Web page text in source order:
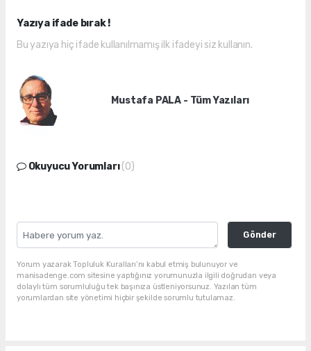
Yazıya ifade bırak !
Bu yazıya hiç ifade kullanılmamış ilk ifadeyi siz kullanın.
Mustafa PALA - Tüm Yazıları
Okuyucu Yorumları(0)
Gönder
Yorum yazarak Topluluk Kuralları’nı kabul etmiş bulunuyor ve
manisadenge.com sitesine yaptığınız yorumunuzla ilgili doğrudan veya
dolaylı tüm sorumluluğu tek başınıza üstleniyorsunuz. Yazılan tüm
yorumlardan site yönetimi hiçbir şekilde sorumlu tutulamaz.